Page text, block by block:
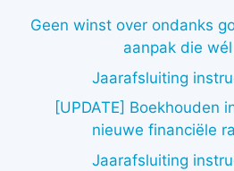
Geen winst over ondanks
aanpak die
Jaarafsluiting
[UPDATE] Boekhouden
nieuwe financiële
Jaarafsluiting